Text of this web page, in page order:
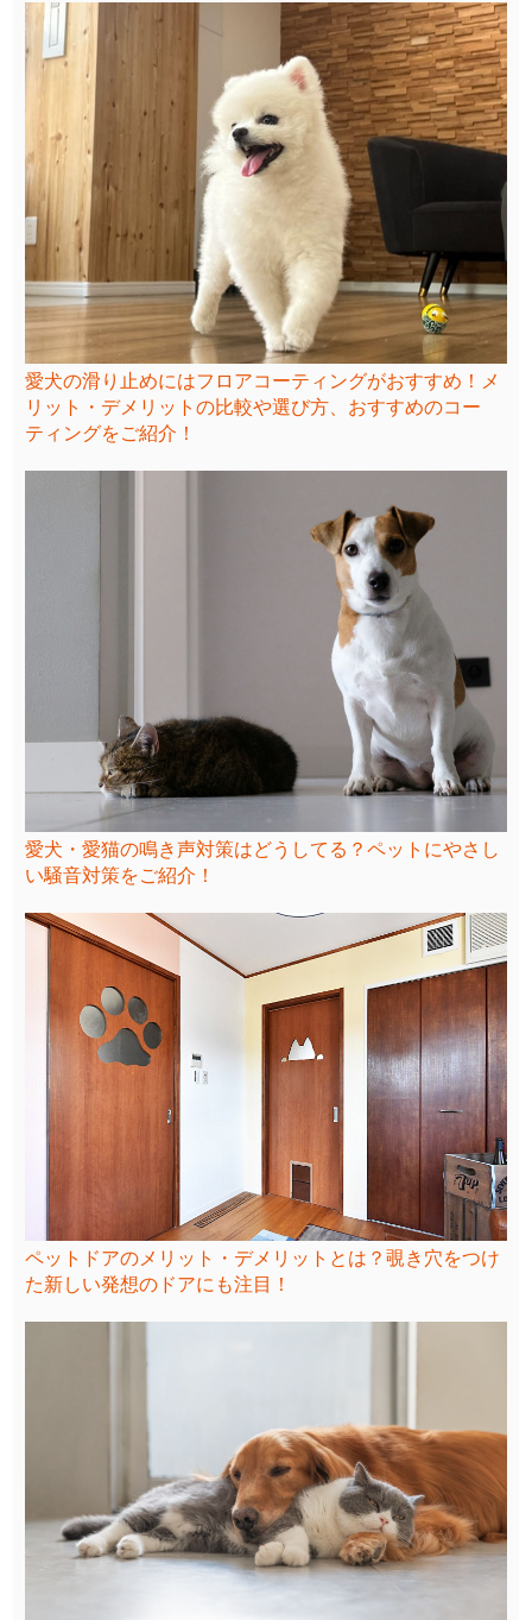
愛犬の滑り止めにはフロアコーティングがおすすめ！メ
リット・デメリットの比較や選び方、おすすめのコー
ティングをご紹介！
愛犬・愛猫の鳴き声対策はどうしてる？ペットにやさし
い騒音対策をご紹介！
ペットドアのメリット・デメリットとは？覗き穴をつけ
た新しい発想のドアにも注目！